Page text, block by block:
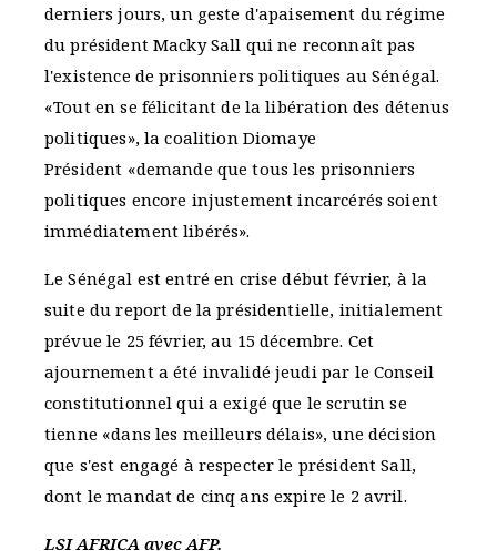
derniers jours, un geste d'apaisement du régime
du président Macky Sall qui ne reconnaît pas
l'existence de prisonniers politiques au Sénégal.
«Tout en se félicitant de la libération des détenus
politiques», la coalition Diomaye
Président «demande que tous les prisonniers
politiques encore injustement incarcérés soient
immédiatement libérés».
Le Sénégal est entré en crise début février, à la
suite du report de la présidentielle, initialement
prévue le 25 février, au 15 décembre. Cet
ajournement a été invalidé jeudi par le Conseil
constitutionnel qui a exigé que le scrutin se
tienne «dans les meilleurs délais», une décision
que s'est engagé à respecter le président Sall,
dont le mandat de cinq ans expire le 2 avril.
LSI AFRICA avec AFP.